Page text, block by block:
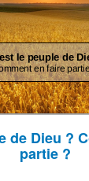
de Dieu ?
partie ?